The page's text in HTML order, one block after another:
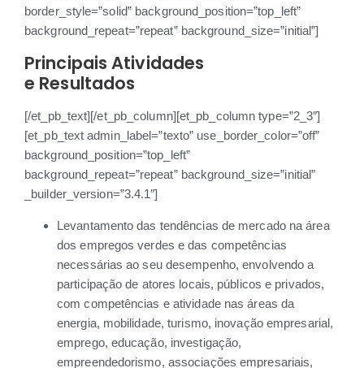
border_style=”solid” background_position=”top_left”
background_repeat=”repeat” background_size=”initial”]
Principais Atividades
e Resultados
[/et_pb_text][/et_pb_column][et_pb_column type=”2_3″]
[et_pb_text admin_label=”texto” use_border_color=”off”
background_position=”top_left”
background_repeat=”repeat” background_size=”initial”
_builder_version=”3.4.1″]
Levantamento das tendências de mercado na área
dos empregos verdes e das competências
necessárias ao seu desempenho, envolvendo a
participação de atores locais, públicos e privados,
com competências e atividade nas áreas da
energia, mobilidade, turismo, inovação empresarial,
emprego, educação, investigação,
empreendedorismo, associações empresariais,